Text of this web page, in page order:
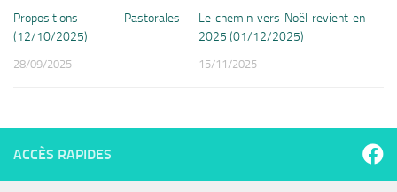
Propositions Pastorales
(12/10/2025)
28/09/2025
Le chemin vers Noël revient en
2025 (01/12/2025)
15/11/2025
ACCÈS RAPIDES